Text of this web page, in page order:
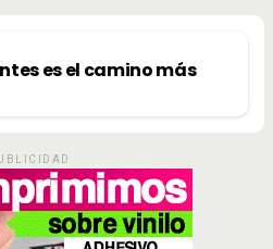
es el camino más